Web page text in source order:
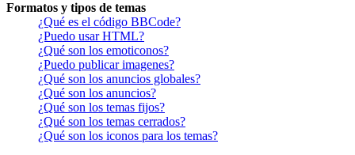
Formatos y tipos de temas
¿Qué es el código BBCode?
¿Puedo usar HTML?
¿Qué son los emoticonos?
¿Puedo publicar imagenes?
¿Qué son los anuncios globales?
¿Qué son los anuncios?
¿Qué son los temas fijos?
¿Qué son los temas cerrados?
¿Qué son los iconos para los temas?